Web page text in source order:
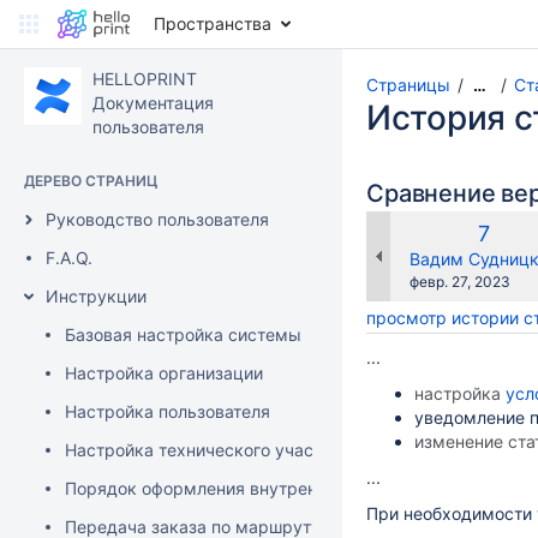
Пространства
HELLOPRINT
Документация
пользователя
ДЕРЕВО СТРАНИЦ
Руководство пользователя
F.A.Q.
Инструкции
Базовая настройка системы
Настройка организации
Настройка пользователя
Настройка технического участка
Порядок оформления внутренней заявки
Передача заказа по маршруту
Страницы …
История
Сравнение
7
Вадим
Сохранено
февр. 27, 2023
просмотр истории
...
настройка
уведомление
изменение
...
При